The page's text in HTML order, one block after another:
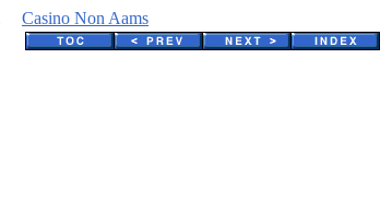
Casino Non Aams